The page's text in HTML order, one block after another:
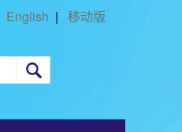
English | 移动版